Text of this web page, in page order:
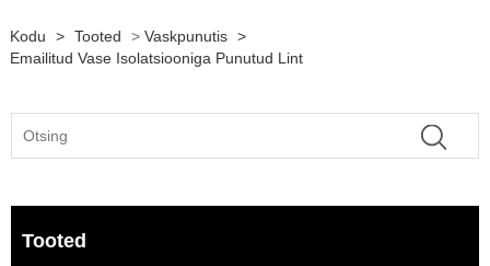
Kodu > Tooted > Vaskpunutis >
Emailitud Vase Isolatsiooniga Punutud Lint
Tooted